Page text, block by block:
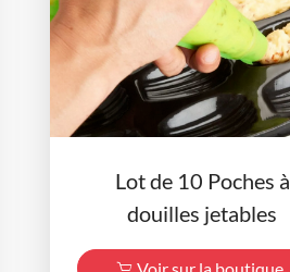
Lot de 10 Poches à
douilles jetables
Voir sur la boutique